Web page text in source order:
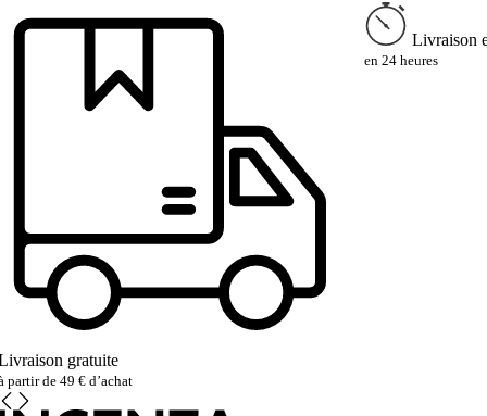
gratuite
partir de 49 € d’achat
Livraison
en 24 heures